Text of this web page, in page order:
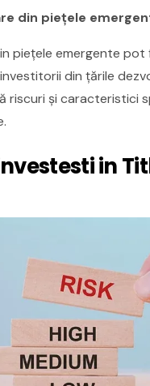
din piețele
piețele emergente pot
din țările
riscuri și caracteristici
in